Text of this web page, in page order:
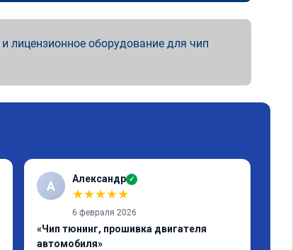
оборудование для чип
А Александр ✓
★★★★★
6 февраля 2026
«Чип тюнинг, прошивка двигателя
автомобиля»